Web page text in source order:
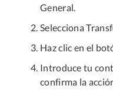
General.
Selecciona
Haz clic en el
Introduce tu
confirma la